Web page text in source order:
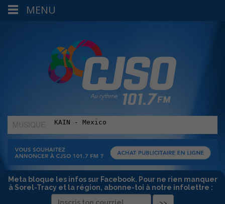
MUSIQUE
:
Meta bloque les infos sur Facebook. Pour ne rien manquer
à Sorel-Tracy et la région, abonne-toi à notre infolettre :
MENU